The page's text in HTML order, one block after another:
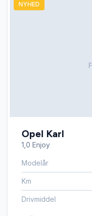
Kørecomputer
NYHED
Opel Karl
1,0 Enjoy
Modelår
Km
Drivmiddel